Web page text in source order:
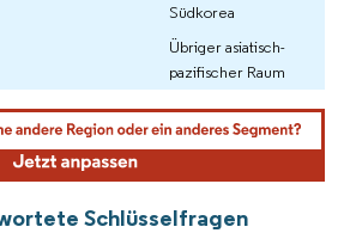
Südkorea
Übriger asiatisch-
pazifischer Raum
Schlüsselfragen